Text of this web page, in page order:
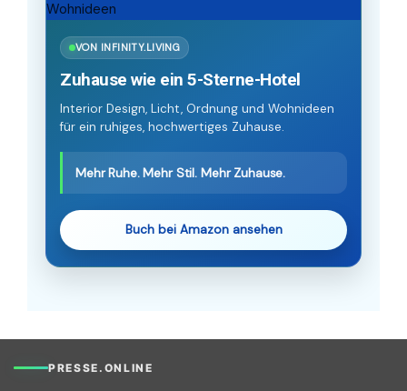
VON INFINITY.LIVING
Zuhause wie ein 5-Sterne-Hotel
Interior Design, Licht, Ordnung und Wohnideen
für ein ruhiges, hochwertiges Zuhause.
Mehr Ruhe. Mehr Stil. Mehr Zuhause.
Buch bei Amazon ansehen
PRESSE.ONLINE